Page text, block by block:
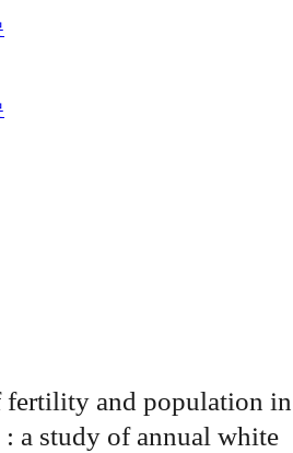
fertility and population in
: a study of annual white